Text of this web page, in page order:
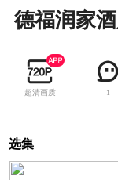
超清画质 1
选集